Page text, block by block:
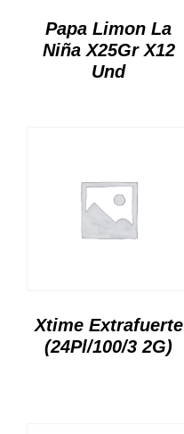
Papa Limon La
Niña X25Gr X12
Und
Xtime Extrafuerte
(24Pl/100/3 2G)